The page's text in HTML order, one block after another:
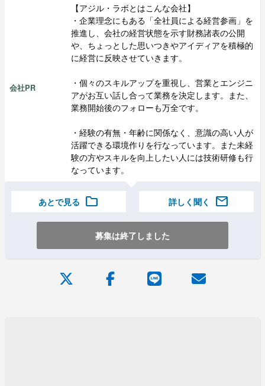
会社PR
【アジル・ラボとはこんな会社】
・企業理念にもある「全社員による経営参画」を
推進し、会社の経営状態を示す財務諸表の公開
や、ちょっとした思いつきやアイディアを積極的
に経営に反映させていきます。
・個々のスキルアップを重視し、営業とエンジニ
アがお互い話し合って業務を決定します。また、
業務開始後のフォローも万全です。
・経験の有無・年齢に関係なく、意識の高い人が
活躍できる環境作りを行なっています。また未経
験の方やスキルを向上したい人には技術研修も行
なっています。
あとで見る folder 詳しく聞く mail
募集は終了しました